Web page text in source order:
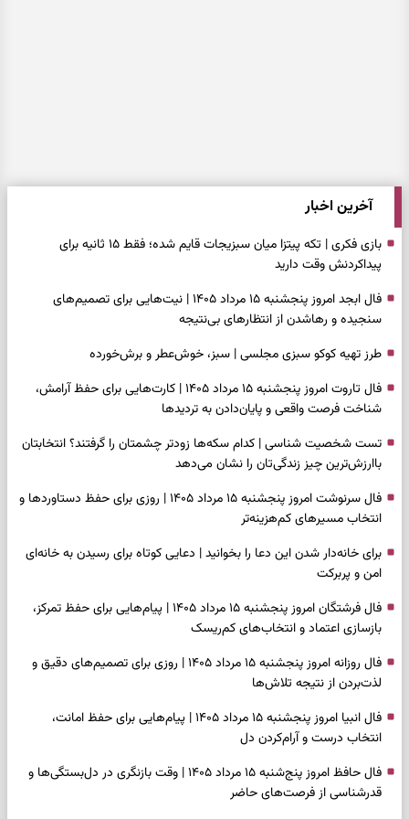
آخرین اخبار
بازی فکری | تکه پیتزا میان سبزیجات قایم شده؛ فقط ۱۵ ثانیه برای
پیداکردنش وقت دارید
فال ابجد امروز پنجشنبه ۱۵ مرداد ۱۴۰۵ | نیت‌هایی برای تصمیم‌های
سنجیده و رهاشدن از انتظارهای بی‌نتیجه
طرز تهیه کوکو سبزی مجلسی | سبز، خوش‌عطر و برش‌خورده
فال تاروت امروز پنجشنبه ۱۵ مرداد ۱۴۰۵ | کارت‌هایی برای حفظ آرامش،
شناخت فرصت واقعی و پایان‌دادن به تردیدها
تست شخصیت شناسی | کدام سکه‌ها زودتر چشمتان را گرفتند؟ انتخابتان
باارزش‌ترین چیز زندگی‌تان را نشان می‌دهد
فال سرنوشت امروز پنجشنبه ۱۵ مرداد ۱۴۰۵ | روزی برای حفظ دستاوردها و
انتخاب مسیرهای کم‌هزینه‌تر
برای خانه‌دار شدن این دعا را بخوانید | دعایی کوتاه برای رسیدن به خانه‌ای
امن و پربرکت
فال فرشتگان امروز پنجشنبه ۱۵ مرداد ۱۴۰۵ | پیام‌هایی برای حفظ تمرکز،
بازسازی اعتماد و انتخاب‌های کم‌ریسک
فال روزانه امروز پنجشنبه ۱۵ مرداد ۱۴۰۵ | روزی برای تصمیم‌های دقیق و
لذت‌بردن از نتیجه تلاش‌ها
فال انبیا امروز پنجشنبه ۱۵ مرداد ۱۴۰۵ | پیام‌هایی برای حفظ امانت،
انتخاب درست و آرام‌کردن دل
فال حافظ امروز پنج‌شنبه ۱۵ مرداد ۱۴۰۵ | وقت بازنگری در دل‌بستگی‌ها و
قدرشناسی از فرصت‌های حاضر